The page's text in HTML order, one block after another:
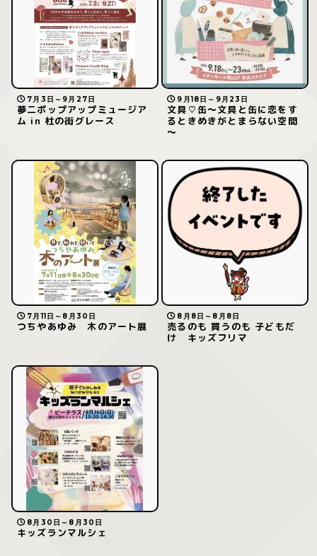
7月3日～9月27日
夢二ポップアップミュージア
ム in 杜の街グレース
9月18日～9月23日
文具♡缶～文具と缶に恋をす
るときめきがとまらない空間
～
7月11日～8月30日
つちやあゆみ 木のアート展
8月8日～8月8日
売るのも 買うのも 子どもだ
け キッズフリマ
8月30日～8月30日
キッズランマルシェ